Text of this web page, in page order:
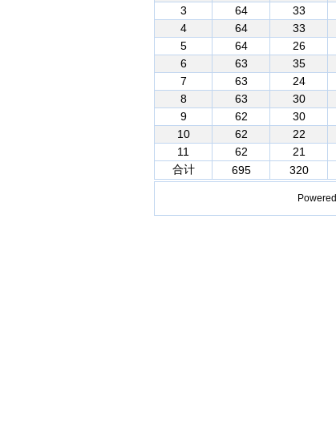
3
64 33
4
64 33
5
64 26
6
63 35
7
63 24
8
63 30
9
62 30
10
62 22
11
62 21
合计
695 320